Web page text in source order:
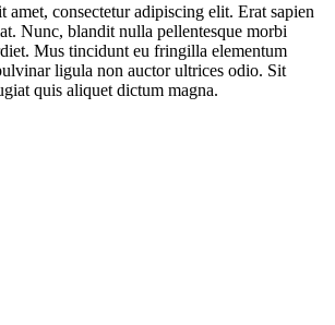
amet, consectetur adipiscing elit. Erat sapien
Nunc, blandit nulla pellentesque morbi
Mus tincidunt eu fringilla elementum
ligula non auctor ultrices odio. Sit
quis aliquet dictum magna.